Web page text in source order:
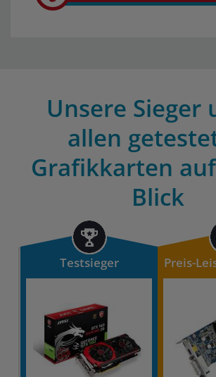
Unsere Sieger
allen
Grafikkarten
Blick
Testsieger Preis-